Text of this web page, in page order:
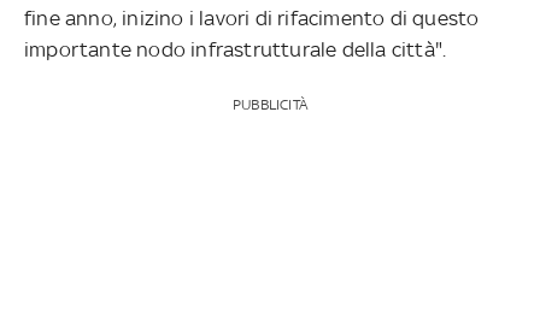
fine anno, inizino i lavori di rifacimento di questo
importante nodo infrastrutturale della città".
PUBBLICITÀ